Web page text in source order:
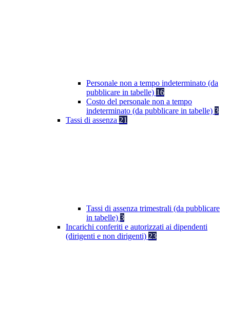
Personale non a tempo indeterminato (da
pubblicare in tabelle) 16
Costo del personale non a tempo
indeterminato (da pubblicare in tabelle) 3
Tassi di assenza 21
Tassi di assenza trimestrali (da pubblicare
in tabelle) 3
Incarichi conferiti e autorizzati ai dipendenti
(dirigenti e non dirigenti) 23